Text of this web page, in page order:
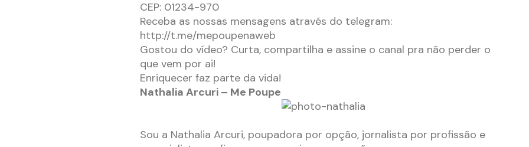
CEP: 01234-970
Receba as nossas mensagens através do telegram:
http://t.me/mepoupenaweb
Gostou do vídeo? Curta, compartilha e assine o canal pra não perder o
que vem por ai!
Enriquecer faz parte da vida!
Nathalia Arcuri – Me Poupe
Sou a Nathalia Arcuri, poupadora por opção, jornalista por profissão e